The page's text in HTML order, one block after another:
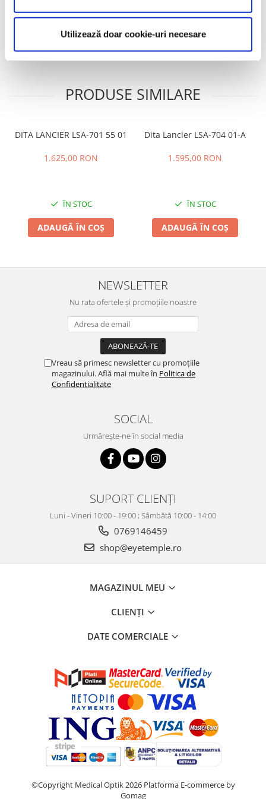
Utilizează doar cookie-uri necesare
PRODUSE SIMILARE
DITA LANCIER LSA-701 55 01
1.625,00 RON
ÎN STOC
ADAUGĂ ÎN COȘ
Dita Lancier LSA-704 01-A
1.595,00 RON
ÎN STOC
ADAUGĂ ÎN COȘ
NEWSLETTER
Nu rata ofertele și promoțiile noastre
Vreau să primesc newsletter cu promoțiile
magazinului. Află mai multe în Politica de
Confidentialitate
SOCIAL
Urmărește-ne în social media
SUPORT CLIENȚI
Luni - Vineri 10:00 - 19:00 ; Sâmbătă 10:00 - 14:00
0769146459
shop@eyetemple.ro
MAGAZINUL MEU
CLIENȚI
DATE COMERCIALE
©Copyright Medical Optik 2026 Platforma E-commerce by
Gomag